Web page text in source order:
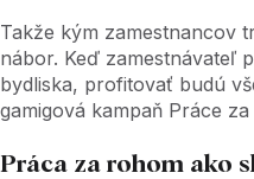
Takže kým zamestnancov
nábor. Keď zamestnávateľ
bydliska, profitovať budú
gamigová kampaň Práce
Práca za rohom ako